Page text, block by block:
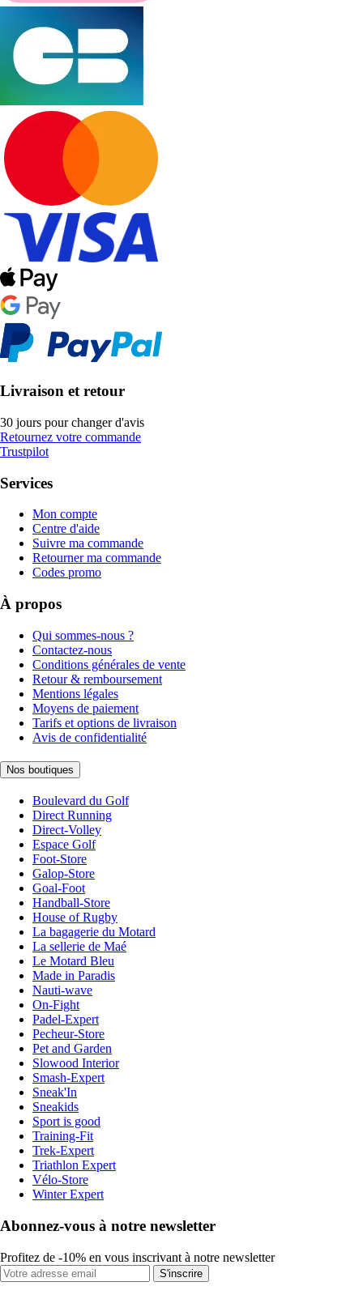
Livraison et retour
30 jours pour changer d'avis
Retournez votre commande
Trustpilot
Services
Mon compte
Centre d'aide
Suivre ma commande
Retourner ma commande
Codes promo
À propos
Qui sommes-nous ?
Contactez-nous
Conditions générales de vente
Retour & remboursement
Mentions légales
Moyens de paiement
Tarifs et options de livraison
Avis de confidentialité
Nos boutiques
Boulevard du Golf
Direct Running
Direct-Volley
Espace Golf
Foot-Store
Galop-Store
Goal-Foot
Handball-Store
House of Rugby
La bagagerie du Motard
La sellerie de Maé
Le Motard Bleu
Made in Paradis
Nauti-wave
On-Fight
Padel-Expert
Pecheur-Store
Pet and Garden
Slowood Interior
Smash-Expert
Sneak'In
Sneakids
Sport is good
Training-Fit
Trek-Expert
Triathlon Expert
Vélo-Store
Winter Expert
Abonnez-vous à notre newsletter
Profitez de -10% en vous inscrivant à notre newsletter
S'inscrire